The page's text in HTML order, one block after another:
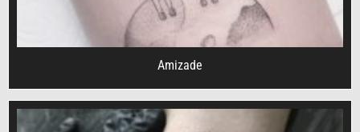
Amizade